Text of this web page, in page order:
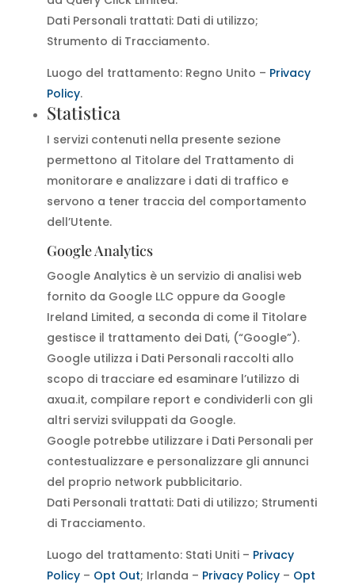
Dati Personali trattati: Dati di utilizzo;
Strumento di Tracciamento.
Luogo del trattamento: Regno Unito – Privacy
Policy.
Statistica
I servizi contenuti nella presente sezione
permettono al Titolare del Trattamento di
monitorare e analizzare i dati di traffico e
servono a tener traccia del comportamento
dell’Utente.
Google Analytics
Google Analytics è un servizio di analisi web
fornito da Google LLC oppure da Google
Ireland Limited, a seconda di come il Titolare
gestisce il trattamento dei Dati, (“Google”).
Google utilizza i Dati Personali raccolti allo
scopo di tracciare ed esaminare l’utilizzo di
axua.it, compilare report e condividerli con gli
altri servizi sviluppati da Google.
Google potrebbe utilizzare i Dati Personali per
contestualizzare e personalizzare gli annunci
del proprio network pubblicitario.
Dati Personali trattati: Dati di utilizzo; Strumenti
di Tracciamento.
Luogo del trattamento: Stati Uniti – Privacy
Policy– Opt Out; Irlanda – Privacy Policy– Opt